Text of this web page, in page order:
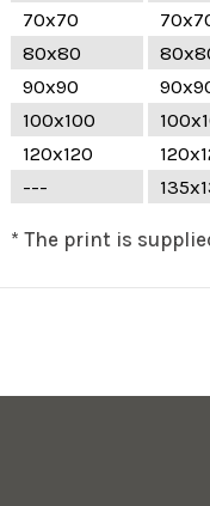
70x70
80x80
90x90
100x100
120x120
---
* The print is